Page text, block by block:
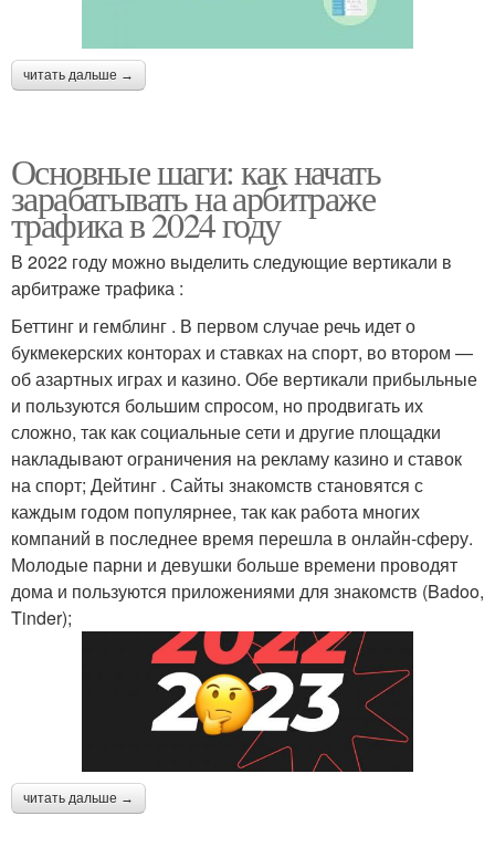
читать дальше →
Основные шаги: как начать
зарабатывать на арбитраже
трафика в 2024 году
В 2022 году можно выделить следующие вертикали в
арбитраже трафика :
Беттинг и гемблинг . В первом случае речь идет о
букмекерских конторах и ставках на спорт, во втором —
об азартных играх и казино. Обе вертикали прибыльные
и пользуются большим спросом, но продвигать их
сложно, так как социальные сети и другие площадки
накладывают ограничения на рекламу казино и ставок
на спорт; Дейтинг . Сайты знакомств становятся с
каждым годом популярнее, так как работа многих
компаний в последнее время перешла в онлайн-сферу.
Молодые парни и девушки больше времени проводят
дома и пользуются приложениями для знакомств (Badoo,
Tinder);
читать дальше →